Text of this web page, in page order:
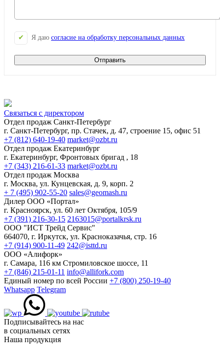
Я даю согласие на обработку персональных данных
Отправить
Связаться с директором
Отдел продаж Санкт-Петербург
г. Санкт-Петербург, пр. Стачек, д. 47, строение 15, офис 51
+7 (812) 640-19-40 market@ozbt.ru
Отдел продаж Екатеринбург
г. Екатеринбург, Фронтовых бригад , 18
+7 (343) 216-61-33 market@ozbt.ru
Отдел продаж Москва
г. Москва, ул. Кунцевская, д. 9, корп. 2
+ 7 (495) 902-55-20 sales@geomash.ru
Дилер ООО «Портал»
г. Красноярск, ул. 60 лет Октября, 105/9
+7 (391) 216-30-15 2163015@portalkrsk.ru
ООО "ИСТ Трейд Сервис"
664070, г. Иркутск, ул. Красноказачья, стр. 16
+7 (914) 900-11-49 242@isttd.ru
ООО «Алифорк»
г. Самара, 116 км Стромиловское шоссе, 11
+7 (846) 215-01-11 info@allifork.com
Единый номер по всей России +7 (800) 250-19-40
Whatsapp Telegram
Подписывайтесь на нас
в социальных сетях
Наша продукция